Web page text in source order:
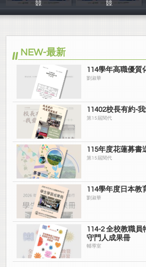
競
劉淑華
競
劉淑華
NEW-最新
114學年高職優質
劉淑華
11402校長有約-
第15屆閱代
115年度花蓮募書
第15屆閱代
114學年度日本教
劉淑華
114-2 全校教職員
守門人成果冊
輔導室